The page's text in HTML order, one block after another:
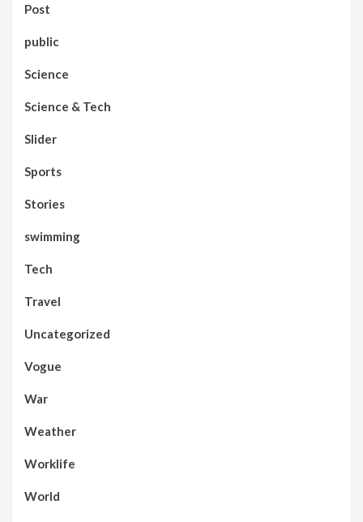
Post
public
Science
Science & Tech
Slider
Sports
Stories
swimming
Tech
Travel
Uncategorized
Vogue
War
Weather
Worklife
World